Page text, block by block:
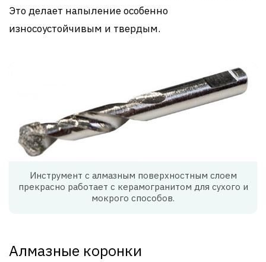
Это делает напыление особенно
износоустойчивым и твердым.
Инструмент с алмазным поверхностным слоем
прекрасно работает с керамогранитом для сухого и
мокрого способов.
Алмазные коронки